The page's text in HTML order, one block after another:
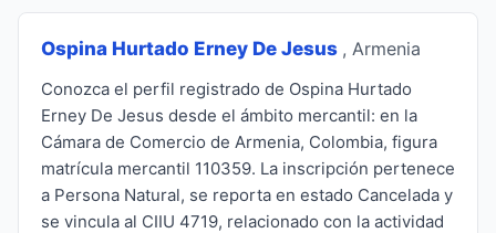
Ospina Hurtado Erney De Jesus , Armenia
Conozca el perfil registrado de Ospina Hurtado
Erney De Jesus desde el ámbito mercantil: en la
Cámara de Comercio de Armenia, Colombia, figura
matrícula mercantil 110359. La inscripción pertenece
a Persona Natural, se reporta en estado Cancelada y
se vincula al CIIU 4719, relacionado con la actividad